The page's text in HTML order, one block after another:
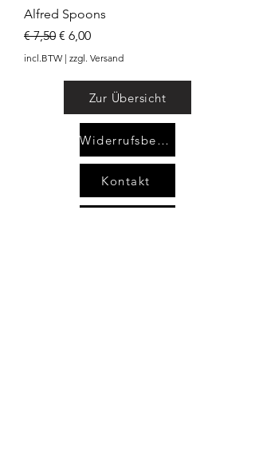
Alfred Spoons
Normale prijs
€ 7,50 Verkoopprijs
€ 6,00
incl.BTW | zzgl. Versand
Zur Übersicht
Widerrufsbelehrung
Kontakt